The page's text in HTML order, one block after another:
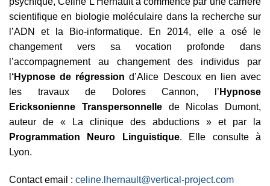
scientifique en biologie moléculaire dans la recherche sur
l’ADN et la Bio-informatique. En 2014, elle a osé le
changement vers sa vocation profonde dans
l’accompagnement au changement des individus par
‘Hypnose de régression d’Alice Descoux en lien avec
les travaux de Dolores Cannon, l’ Hypnose
Ericksonienne Transpersonnellede Nicolas Dumont,
auteur de « La clinique des abductions » et par la
Programmation Neuro Linguistique. Elle consulte à
Lyon.
Contact email : celine.lhernault@vertical-project.com